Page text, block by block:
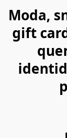
Moda,
gift